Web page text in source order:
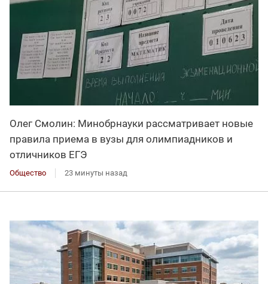
Олег Смолин: Минобрнауки рассматривает новые
правила приема в вузы для олимпиадников и
отличников ЕГЭ
Общество 23 минуты назад